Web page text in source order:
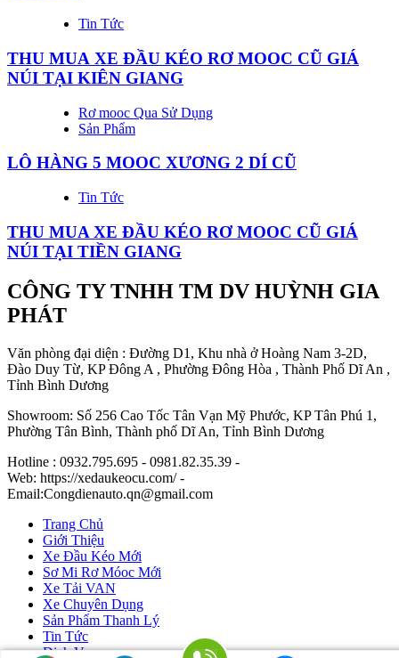
Tin Tức
THU MUA XE ĐẦU KÉO RƠ MOOC CŨ GIÁ
NÚI TẠI KIÊN GIANG
Rơ mooc Qua Sử Dụng
Sản Phẩm
LÔ HÀNG 5 MOOC XƯƠNG 2 DÍ CŨ
Tin Tức
THU MUA XE ĐẦU KÉO RƠ MOOC CŨ GIÁ
NÚI TẠI TIỀN GIANG
CÔNG TY TNHH TM DV HUỲNH GIA
PHÁT
Văn phòng đại diện : Đường D1, Khu nhà ở Hoàng Nam 3-2D,
Đào Duy Từ, KP Đông A , Phường Đông Hòa , Thành Phố Dĩ An ,
Tỉnh Bình Dương
Showroom: Số 256 Cao Tốc Tân Vạn Mỹ Phước, KP Tân Phú 1,
Phường Tân Bình, Thành phố Dĩ An, Tỉnh Bình Dương
Hotline : 0932.795.695 - 0981.82.35.39 -
Web: https://xedaukeocu.com/ -
Email:Congdienauto.qn@gmail.com
Trang Chủ
Giới Thiệu
Xe Đầu Kéo Mới
Sơ Mi Rơ Móoc Mới
Xe Tải VAN
Xe Chuyên Dụng
Sản Phẩm Thanh Lý
Tin Tức
Dịch Vụ